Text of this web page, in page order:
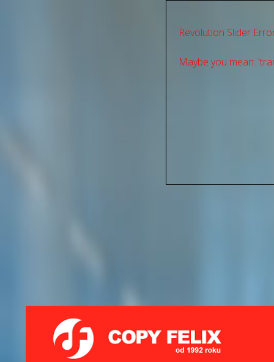
Revolution Slider
Maybe you mean: